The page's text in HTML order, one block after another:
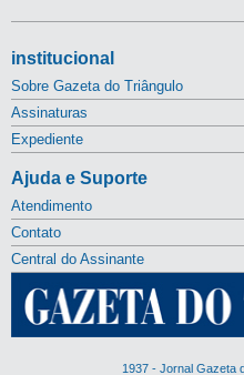
institucional
Sobre Gazeta do Triângulo
Assinaturas
Expediente
Ajuda e Suporte
Atendimento
Contato
Central do Assinante
1937 - Jornal Gazeta